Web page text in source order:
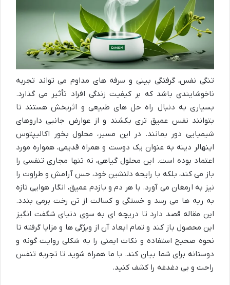
تنگی نفس، گرفتگی بینی و سرفه های مداوم می تواند تجربه
ناخوشایندی باشد که بر کیفیت زندگی افراد تأثیر می گذارد.
بسیاری به دنبال راه حل های طبیعی و اثربخش هستند تا
بتوانند نفس عمیق تری بکشند و از عوارض جانبی داروهای
شیمیایی دور بمانند. در این مسیر، محلول بخور اکالیپتوس
اینهالر دینه به عنوان یک دوست و همراه قدیمی، همواره مورد
اعتماد بوده است. این محلول گیاهی، نه تنها مجاری تنفسی را
باز می کند، بلکه با رایحه دلنشین خود، حس آرامش و طراوت را
نیز به ارمغان می آورد. با هر دم و بازدم عمیق، انگار هوایی تازه
به ریه ها می رسد و خستگی و کسالت از تن رخت برمی بندد.
این مقاله قصد دارد تا دریچه ای به سوی دنیای شگفت انگیز
این محصول باز کند و تمام ابعاد آن از ویژگی ها و مزایا گرفته تا
نحوه صحیح استفاده و نکات ایمنی را به شکلی روایت گونه و
دوستانه برای شما بیان کند. با ما همراه شوید تا تجربه تنفس
راحت و بی دغدغه را کشف کنید.